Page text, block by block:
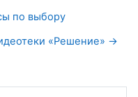
по выбору
«Решение» →